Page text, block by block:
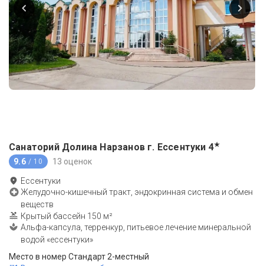
Санаторий Долина Нарзанов г. Ессентуки 4★
9.6 / 10 13 оценок
Ессентуки
Желудочно-кишечный тракт, эндокринная система и обмен
веществ
Крытый бассейн 150 м²
Альфа-капсула, терренкур, питьевое лечение минеральной
водой «ессентуки»
Место в номер Стандарт 2-местный